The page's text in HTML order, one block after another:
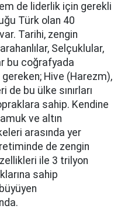
de liderlik için gerekli
Türk olan 40
Tarihi, zengin
Selçuklular,
bu coğrafyada
Hive (Harezm),
bu ülke sınırları
sahip. Kendine
ve altın
arasında yer
de zengin
ile 3 trilyon
sahip